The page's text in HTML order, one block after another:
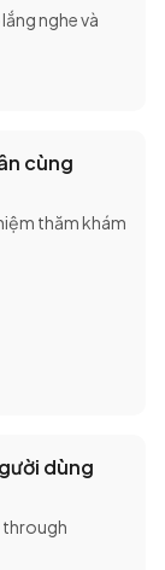
nghe và
cùng
thăm khám
dùng
through